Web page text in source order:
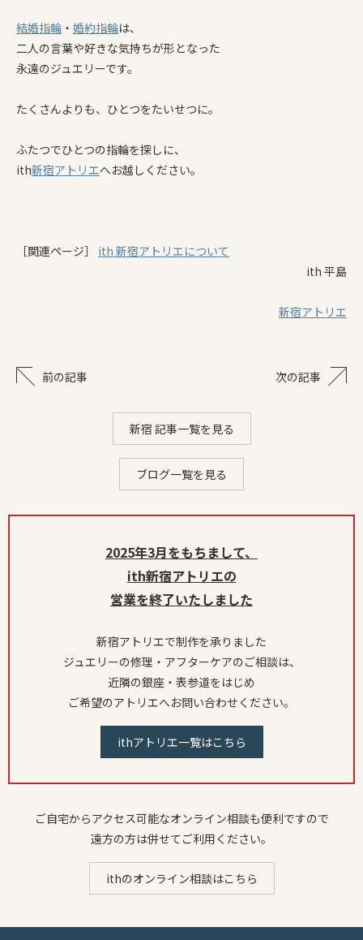
結婚指輪 ・ 婚約指輪は、
二人の言葉や好きな気持ちが形となった
永遠のジュエリーです。
たくさんよりも、ひとつをたいせつに。
ふたつでひとつの指輪を探しに、
ith新宿アトリエへお越しください。
［関連ページ］ ith 新宿アトリエについて
ith 平島
新宿アトリエ
前の記事 次の記事
新宿 記事一覧を見る
ブログ一覧を見る
2025年3月をもちまして、
ith新宿アトリエの
営業を終了いたしました
新宿アトリエで制作を承りました
ジュエリーの修理・アフターケアのご相談は、
近隣の銀座・表参道をはじめ
ご希望のアトリエへお問い合わせください。
ithアトリエ一覧はこちら
ご自宅からアクセス可能なオンライン相談も便利ですので
遠方の方は併せてご利用ください。
ithのオンライン相談はこちら